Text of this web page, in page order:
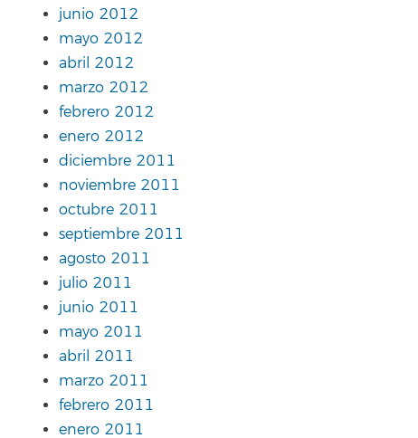
junio 2012
mayo 2012
abril 2012
marzo 2012
febrero 2012
enero 2012
diciembre 2011
noviembre 2011
octubre 2011
septiembre 2011
agosto 2011
julio 2011
junio 2011
mayo 2011
abril 2011
marzo 2011
febrero 2011
enero 2011